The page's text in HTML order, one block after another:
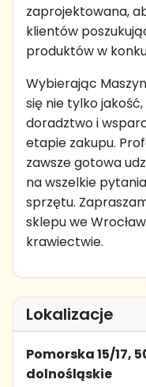
zaprojektowana,
klientów
produktów w
Wybierając
się nie tylko
doradztwo i
etapie zakupu.
zawsze gotowa
na wszelkie
sprzętu.
sklepu we
krawiectwie.
Lokalizacje
Pomorska 15/17,
dolnośląskie